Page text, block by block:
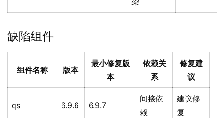
缺陷组件
组件名称 版本
最小修复版
本
依赖关
系
修复建
议
qs 6.9.6 6.9.7
间接依
赖
建议修
复